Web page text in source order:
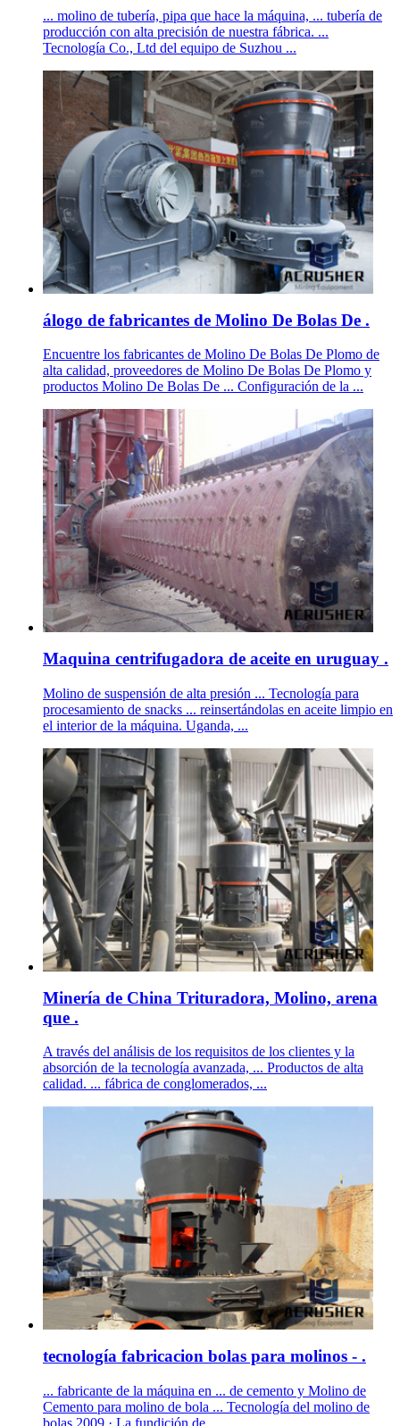
... molino de tubería, pipa que hace la máquina, ... tubería de
producción con alta precisión de nuestra fábrica. ...
Tecnología Co., Ltd del equipo de Suzhou ...
álogo de fabricantes de Molino De Bolas De .
Encuentre los fabricantes de Molino De Bolas De Plomo de
alta calidad, proveedores de Molino De Bolas De Plomo y
productos Molino De Bolas De ... Configuración de la ...
Maquina centrifugadora de aceite en uruguay .
Molino de suspensión de alta presión ... Tecnología para
procesamiento de snacks ... reinsertándolas en aceite limpio en
el interior de la máquina. Uganda, ...
Minería de China Trituradora, Molino, arena
que .
A través del análisis de los requisitos de los clientes y la
absorción de la tecnología avanzada, ... Productos de alta
calidad. ... fábrica de conglomerados, ...
tecnología fabricacion bolas para molinos - .
... fabricante de la máquina en ... de cemento y Molino de
Cemento para molino de bola ... Tecnología del molino de
bolas 2009 · La fundición de ...